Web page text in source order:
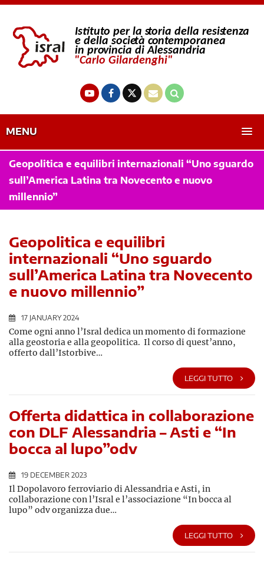
MENU
Geopolitica e equilibri internazionali “Uno sguardo
sull’America Latina tra Novecento e nuovo
millennio”
Geopolitica e equilibri
internazionali “Uno sguardo
sull’America Latina tra Novecento
e nuovo millennio”
17 JANUARY 2024
Come ogni anno l’Isral dedica un momento di formazione
alla geostoria e alla geopolitica. Il corso di quest’anno,
offerto dall’Istorbive…
LEGGI TUTTO
Offerta didattica in collaborazione
con DLF Alessandria – Asti e “In
bocca al lupo”odv
19 DECEMBER 2023
Il Dopolavoro ferroviario di Alessandria e Asti, in
collaborazione con l’Isral e l’associazione “In bocca al
lupo” odv organizza due…
LEGGI TUTTO